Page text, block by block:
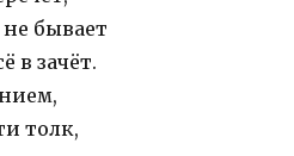
не бывает
в зачёт.
толк,